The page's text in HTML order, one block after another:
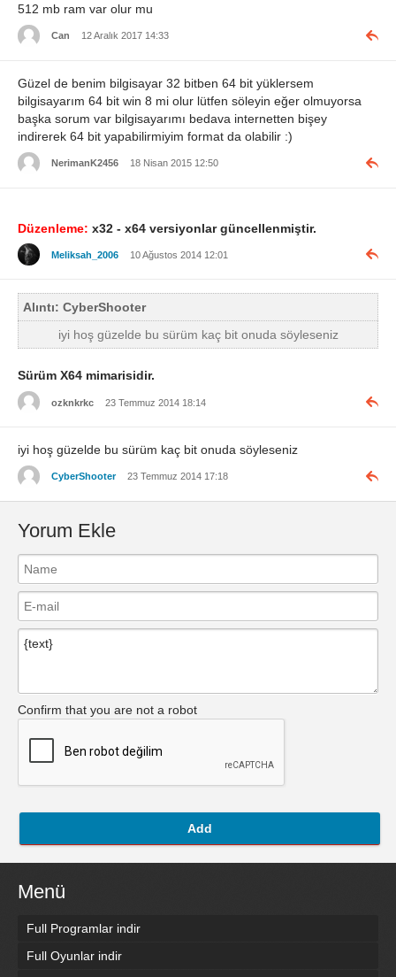
512 mb ram var olur mu
Can 12 Aralık 2017 14:33
Güzel de benim bilgisayar 32 bitben 64 bit yüklersem
bilgisayarım 64 bit win 8 mi olur lütfen söleyin eğer olmuyorsa
başka sorum var bilgisayarımı bedava internetten bişey
indirerek 64 bit yapabilirmiyim format da olabilir :)
NerimanK2456 18 Nisan 2015 12:50
Düzenleme: x32 - x64 versiyonlar güncellenmiştir.
Meliksah_2006 10 Ağustos 2014 12:01
Alıntı: CyberShooter
iyi hoş güzelde bu sürüm kaç bit onuda söyleseniz
Sürüm X64 mimarisidir.
ozknkrkc 23 Temmuz 2014 18:14
iyi hoş güzelde bu sürüm kaç bit onuda söyleseniz
CyberShooter 23 Temmuz 2014 17:18
Yorum Ekle
Confirm that you are not a robot
Add
Menü
Full Programlar indir
Full Oyunlar indir